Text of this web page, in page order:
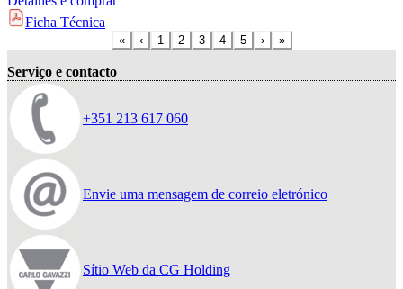
Ficha Técnica
« ‹ 1 2 3 4 5 › »
Serviço e contacto
+351 213 617 060
Envie uma mensagem de correio eletrónico
Sítio Web da CG Holding